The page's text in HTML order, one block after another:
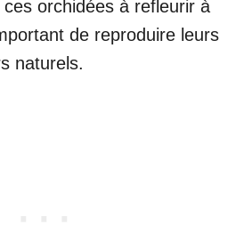
orchidées à refleurir à
de reproduire leurs
naturels.